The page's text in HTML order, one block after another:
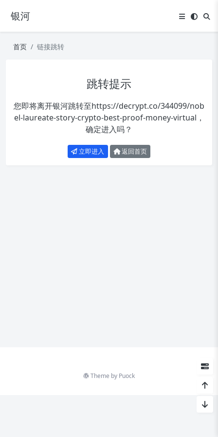
银河
首页 链接跳转
跳转提示
您即将离开银河跳转至https://decrypt.co/344099/nob
el-laureate-story-crypto-best-proof-money-virtual ，
确定进入吗？
立即进入 返回首页
Theme by Puock